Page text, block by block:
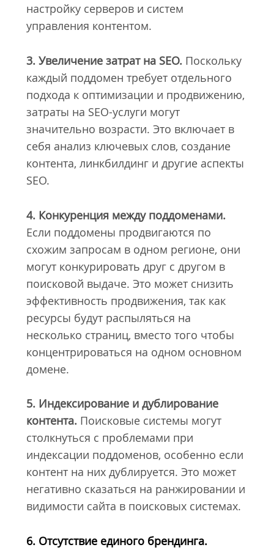
настройку серверов и систем
управления контентом.
3. Увеличение затрат на SEO.Поскольку
каждый поддомен требует отдельного
подхода к оптимизации и продвижению,
затраты на SEO-услуги могут
значительно возрасти. Это включает в
себя анализ ключевых слов, создание
контента, линкбилдинг и другие аспекты
SEO.
4. Конкуренция между поддоменами.
Если поддомены продвигаются по
схожим запросам в одном регионе, они
могут конкурировать друг с другом в
поисковой выдаче. Это может снизить
эффективность продвижения, так как
ресурсы будут распыляться на
несколько страниц, вместо того чтобы
концентрироваться на одном основном
домене.
5. Индексирование и дублирование
контента.Поисковые системы могут
столкнуться с проблемами при
индексации поддоменов, особенно если
контент на них дублируется. Это может
негативно сказаться на ранжировании и
видимости сайта в поисковых системах.
6. Отсутствие единого брендинга.